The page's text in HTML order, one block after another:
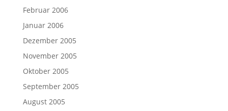
Februar 2006
Januar 2006
Dezember 2005
November 2005
Oktober 2005
September 2005
August 2005